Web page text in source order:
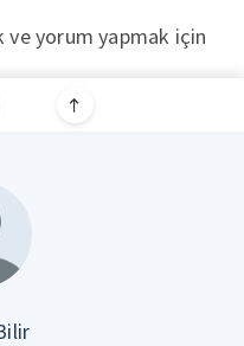
ve yorum yapmak için